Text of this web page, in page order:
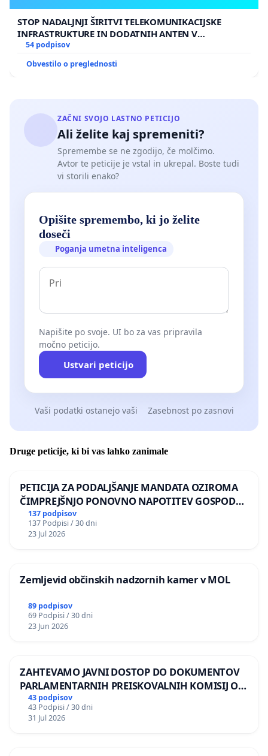
STOP NADALJNJI ŠIRITVI TELEKOMUNIKACIJSKE
INFRASTRUKTURE IN DODATNIH ANTEN V
GRADIŠČAKU
54 podpisov
Obvestilo o preglednosti
ZAČNI SVOJO LASTNO PETICIJO
Ali želite kaj spremeniti?
Spremembe se ne zgodijo, če molčimo.
Avtor te peticije je vstal in ukrepal. Boste tudi
vi storili enako?
Opišite spremembo, ki jo želite
doseči
Poganja umetna inteligenca
Napišite po svoje. UI bo za vas pripravila
močno peticijo.
Ustvari peticijo
Vaši podatki ostanejo vaši Zasebnost po zasnovi
Druge peticije, ki bi vas lahko zanimale
PETICIJA ZA PODALJŠANJE MANDATA OZIROMA
ČIMPREJŠNJO PONOVNO NAPOTITEV GOSPODA
BERNARDA ŠRAJNERJA NA VELEPOSLANIŠTVO
REPUBLIKE SLOVENIJE V MOSKVI
137 podpisov
137 Podpisi / 30 dni
23 Jul 2026
Zemljevid občinskih nadzornih kamer v MOL
89 podpisov
69 Podpisi / 30 dni
23 Jun 2026
ZAHTEVAMO JAVNI DOSTOP DO DOKUMENTOV
PARLAMENTARNIH PREISKOVALNIH KOMISIJ O
ILEGALNI TRGOVINI Z OROŽJEM
43 podpisov
43 Podpisi / 30 dni
31 Jul 2026